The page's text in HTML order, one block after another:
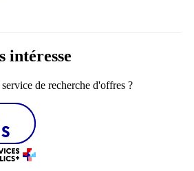
intéresse
de recherche d'offres ?